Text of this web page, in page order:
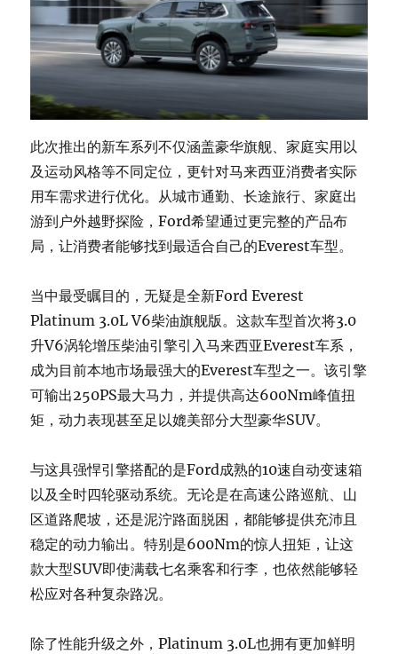
此次推出的新车系列不仅涵盖豪华旗舰、家庭实用以
及运动风格等不同定位，更针对马来西亚消费者实际
用车需求进行优化。从城市通勤、长途旅行、家庭出
游到户外越野探险，Ford希望通过更完整的产品布
局，让消费者能够找到最适合自己的Everest车型。
当中最受瞩目的，无疑是全新Ford Everest
Platinum 3.0L V6柴油旗舰版。这款车型首次将3.0
升V6涡轮增压柴油引擎引入马来西亚Everest车系，
成为目前本地市场最强大的Everest车型之一。该引擎
可输出250PS最大马力，并提供高达600Nm峰值扭
矩，动力表现甚至足以媲美部分大型豪华SUV。
与这具强悍引擎搭配的是Ford成熟的10速自动变速箱
以及全时四轮驱动系统。无论是在高速公路巡航、山
区道路爬坡，还是泥泞路面脱困，都能够提供充沛且
稳定的动力输出。特别是600Nm的惊人扭矩，让这
款大型SUV即使满载七名乘客和行李，也依然能够轻
松应对各种复杂路况。
除了性能升级之外，Platinum 3.0L也拥有更加鲜明